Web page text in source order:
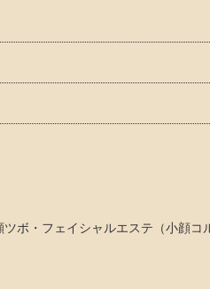
ボ・フェイシャルエステ（小顔